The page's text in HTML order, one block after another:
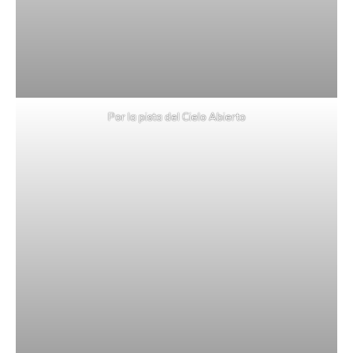
Por la pista del Cielo Abierto